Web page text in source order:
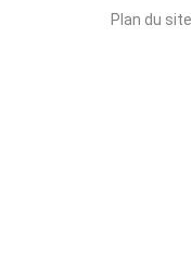
Plan du site